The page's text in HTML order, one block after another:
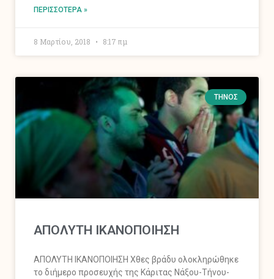
ΠΕΡΙΣΣΌΤΕΡΑ »
8 Μαρτίου, 2018 8:17 πμ
ΤΉΝΟΣ
ΑΠΟΛΥΤΗ ΙΚΑΝΟΠΟΙΗΣΗ
ΑΠΟΛΥΤΗ ΙΚΑΝΟΠΟΙΗΣΗ Χθες βράδυ ολοκληρώθηκε
το διήμερο προσευχής της Κάριτας Νάξου-Τήνου-